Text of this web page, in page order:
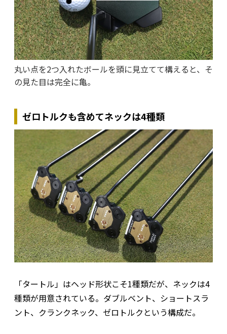
丸い点を2つ入れたボールを頭に見立てて構えると、そ
の見た目は完全に亀。
ゼロトルクも含めてネックは4種類
「タートル」はヘッド形状こそ1種類だが、ネックは4
種類が用意されている。ダブルベント、ショートスラ
ント、クランクネック、ゼロトルクという構成だ。